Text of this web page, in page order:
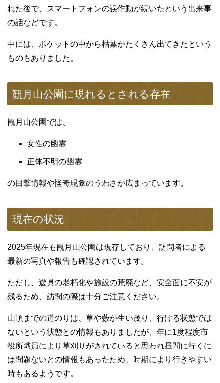
れた後で、スマートフォンの誤作動が続いたという出来事
の話などです。
中には、ポケットの中から枯葉がたくさん出てきたという
ものもありました。
観月山公園に現れるとされる存在
観月山公園では、
女性の幽霊
正体不明の幽霊
の目撃情報や怪奇現象のうわさが広まっています。
現在の状況
2025年現在も観月山公園は現存しており、訪問者による
最新の写真や報告も確認されています。
ただし、遊具の老朽化や施設の荒廃など、安全面に不安が
残るため、訪問の際は十分ご注意ください。
山頂までの道のりは、草や藪が生い茂り、行ける状態では
ないという状態との情報もありましたが、年に1度程度市
役所職員により草刈りがされていると思われ昼間に行くに
は問題ないとの情報もあったため、時期により行きやすい
時もあるようです。